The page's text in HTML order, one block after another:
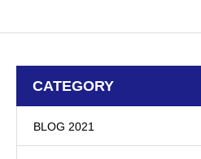
CATEGORY
BLOG 2021